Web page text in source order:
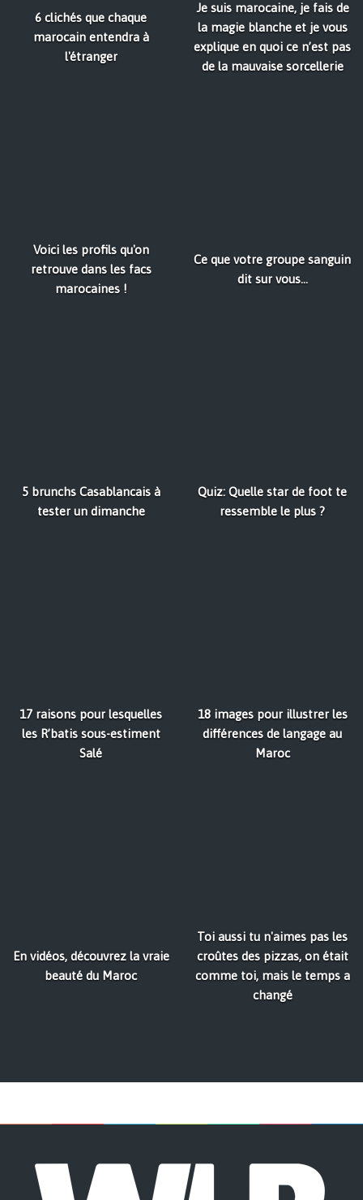
6 clichés que chaque
marocain entendra à
l'étranger
Je suis marocaine, je fais de
la magie blanche et je vous
explique en quoi ce n’est pas
de la mauvaise sorcellerie
Voici les profils qu'on
retrouve dans les facs
marocaines !
Ce que votre groupe sanguin
dit sur vous...
5 brunchs Casablancais à
tester un dimanche
Quiz: Quelle star de foot te
ressemble le plus ?
17 raisons pour lesquelles
les R’batis sous-estiment
Salé
18 images pour illustrer les
différences de langage au
Maroc
En vidéos, découvrez la vraie
beauté du Maroc
Toi aussi tu n'aimes pas les
croûtes des pizzas, on était
comme toi, mais le temps a
changé